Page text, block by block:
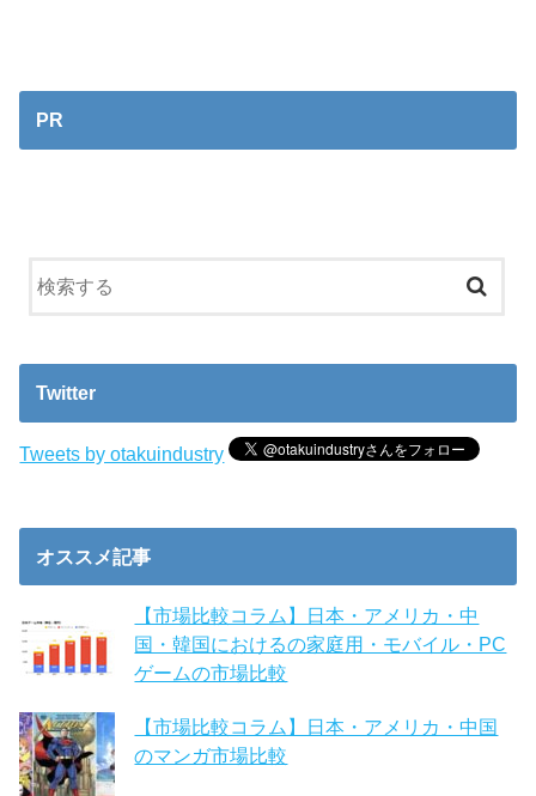
PR
Twitter
Tweets by otakuindustry
オススメ記事
【市場比較コラム】日本・アメリカ・中
国・韓国におけるの家庭用・モバイル・PC
ゲームの市場比較
【市場比較コラム】日本・アメリカ・中国
のマンガ市場比較